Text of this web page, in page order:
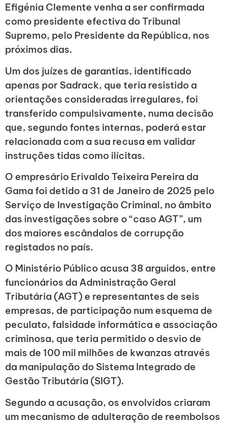
Efigénia Clemente venha a ser confirmada
como presidente efectiva do Tribunal
Supremo, pelo Presidente da República, nos
próximos dias.
Um dos juízes de garantias, identificado
apenas por Sadrack, que teria resistido a
orientações consideradas irregulares, foi
transferido compulsivamente, numa decisão
que, segundo fontes internas, poderá estar
relacionada com a sua recusa em validar
instruções tidas como ilícitas.
O empresário Erivaldo Teixeira Pereira da
Gama foi detido a 31 de Janeiro de 2025 pelo
Serviço de Investigação Criminal, no âmbito
das investigações sobre o “caso AGT”, um
dos maiores escândalos de corrupção
registados no país.
O Ministério Público acusa 38 arguidos, entre
funcionários da Administração Geral
Tributária (AGT) e representantes de seis
empresas, de participação num esquema de
peculato, falsidade informática e associação
criminosa, que teria permitido o desvio de
mais de 100 mil milhões de kwanzas através
da manipulação do Sistema Integrado de
Gestão Tributária (SIGT).
Segundo a acusação, os envolvidos criaram
um mecanismo de adulteração de reembolsos